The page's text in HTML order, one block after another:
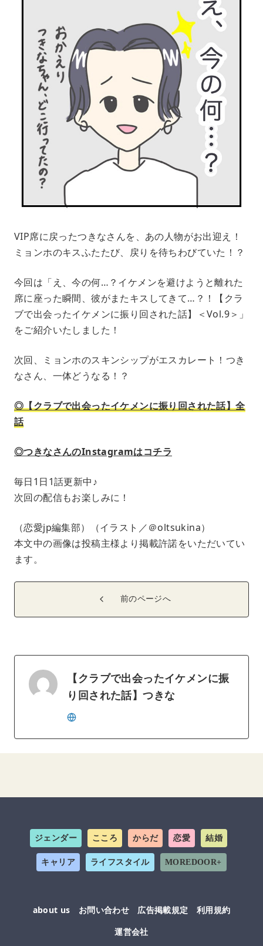
VIP席に戻ったつきなさんを、あの人物がお出迎え！
ミョンホのキスふたたび、戻りを待ちわびていた！？
今回は「え、今の何…？イケメンを避けようと離れた
席に座った瞬間、彼がまたキスしてきて…？！【クラ
ブで出会ったイケメンに振り回された話】＜Vol.9＞」
をご紹介いたしました！
次回、ミョンホのスキンシップがエスカレート！つき
なさん、一体どうなる！？
◎【クラブで出会ったイケメンに振り回された話】全
話
◎つきなさんのInstagramはコチラ
毎日1日1話更新中♪
次回の配信もお楽しみに！
（恋愛jp編集部）（イラスト／＠oltsukina）
本文中の画像は投稿主様より掲載許諾をいただいてい
ます。
前のページへ
【クラブで出会ったイケメンに振
り回された話】つきな
ジェンダー こころ からだ 恋愛 結婚
キャリア ライフスタイル MOREDOOR+
about us お問い合わせ 広告掲載規定
利用規約
運営会社